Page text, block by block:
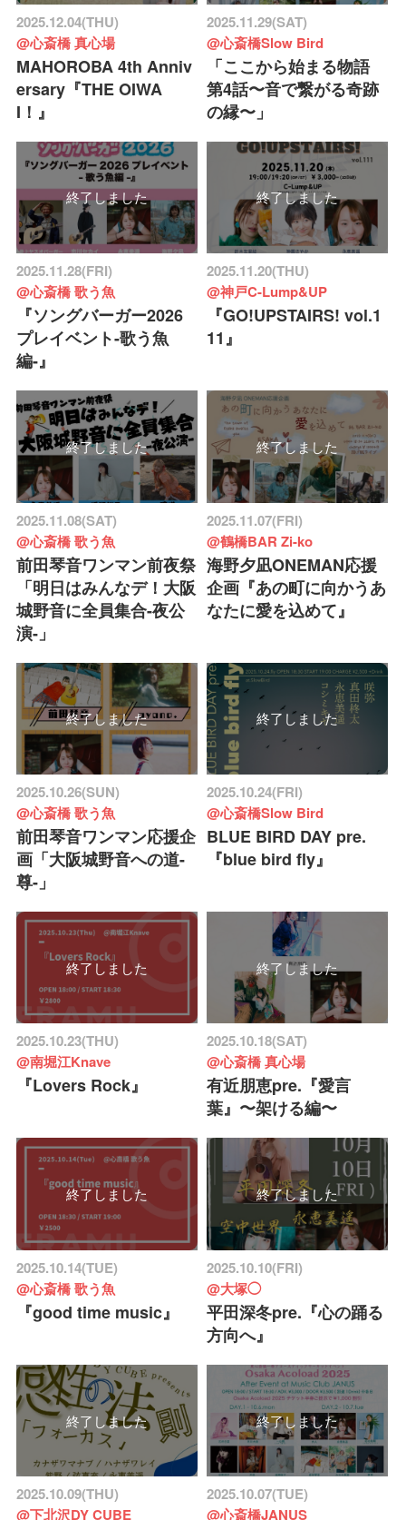
2025.12.04(THU)
@心斎橋 真心場
MAHOROBA 4th Anniv
ersary『THE OIWA
I！』
2025.11.29(SAT)
@心斎橋Slow Bird
「ここから始まる物語
第4話〜音で繋がる奇跡
の縁〜」
終了しました
2025.11.28(FRI)
@心斎橋 歌う魚
『ソングバーガー2026
プレイベント-歌う魚
編-』
終了しました
2025.11.20(THU)
@神戸C-Lump&UP
『GO!UPSTAIRS! vol.1
11』
終了しました
2025.11.08(SAT)
@心斎橋 歌う魚
前田琴音ワンマン前夜祭
「明日はみんなデ！大阪
城野音に全員集合-夜公
演-」
終了しました
2025.11.07(FRI)
@鶴橋BAR Zi-ko
海野夕凪ONEMAN応援
企画『あの町に向かうあ
なたに愛を込めて』
終了しました
2025.10.26(SUN)
@心斎橋 歌う魚
前田琴音ワンマン応援企
画「大阪城野音への道-
尊-」
終了しました
2025.10.24(FRI)
@心斎橋Slow Bird
BLUE BIRD DAY pre.
『blue bird fly』
終了しました
2025.10.23(THU)
@南堀江Knave
『Lovers Rock』
終了しました
2025.10.18(SAT)
@心斎橋 真心場
有近朋恵pre.『愛言
葉』〜架ける編〜
終了しました
2025.10.14(TUE)
@心斎橋 歌う魚
『good time music』
終了しました
2025.10.10(FRI)
@大塚◯
平田深冬pre.『心の踊る
方向へ』
終了しました
2025.10.09(THU)
@下北沢DY CUBE
終了しました
2025.10.07(TUE)
@心斎橋JANUS